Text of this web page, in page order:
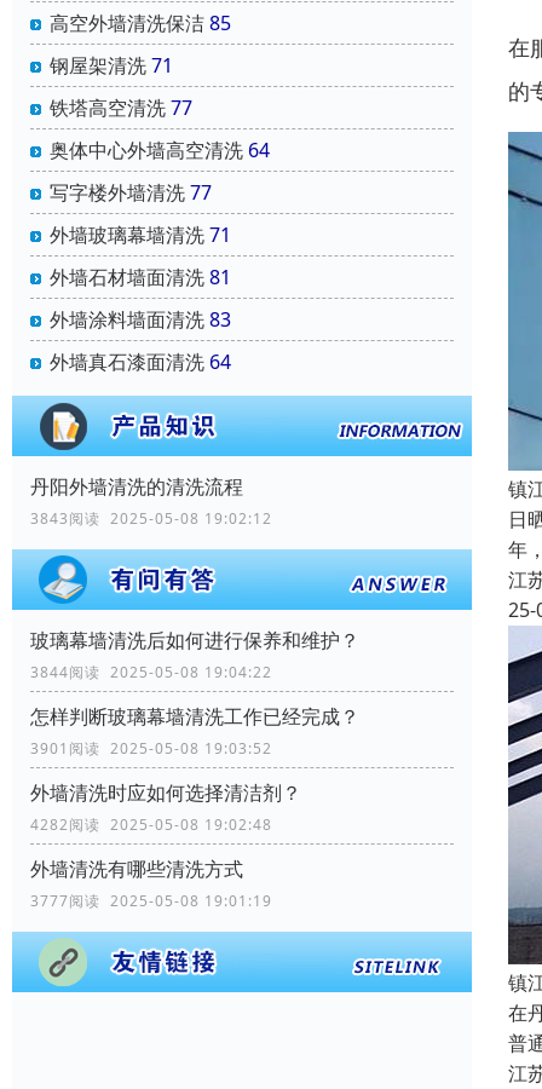
高空外墙清洗保洁85
钢屋架清洗71
铁塔高空清洗77
奥体中心外墙高空清洗 64
写字楼外墙清洗77
外墙玻璃幕墙清洗71
外墙石材墙面清洗81
外墙涂料墙面清洗83
外墙真石漆面清洗 64
丹阳外墙清洗的清洗流程
3843阅读 2025-05-08 19:02:12
玻璃幕墙清洗后如何进行保养和维护？
3844阅读 2025-05-08 19:04:22
怎样判断玻璃幕墙清洗工作已经完成？
3901阅读 2025-05-08 19:03:52
外墙清洗时应如何选择清洁剂？
4282阅读 2025-05-08 19:02:48
外墙清洗有哪些清洗方式
3777阅读 2025-05-08 19:01:19
在
的
镇
日
年
江
25-
镇
在
普
江